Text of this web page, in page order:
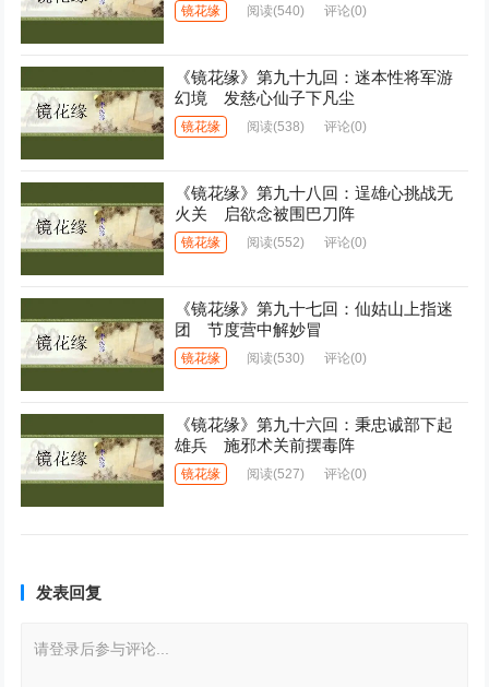
镜花缘 阅读(540) 评论(0)
《镜花缘》第九十九回：迷本性将军游
幻境 发慈心仙子下凡尘
镜花缘 阅读(538) 评论(0)
《镜花缘》第九十八回：逞雄心挑战无
火关 启欲念被围巴刀阵
镜花缘 阅读(552) 评论(0)
《镜花缘》第九十七回：仙姑山上指迷
团 节度营中解妙冒
镜花缘 阅读(530) 评论(0)
《镜花缘》第九十六回：秉忠诚部下起
雄兵 施邪术关前摆毒阵
镜花缘 阅读(527) 评论(0)
发表回复
请登录后参与评论...